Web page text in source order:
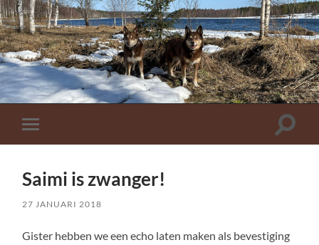
Toggle
mobiel
Toggle
Saimi is zwanger!
27 JANUARI 2018
Gister hebben we een echo laten maken als bevestiging